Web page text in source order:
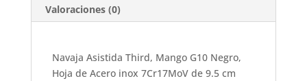
Valoraciones (0)
Navaja Asistida Third, Mango G10 Negro,
Hoja de Acero inox 7Cr17MoV de 9.5 cm